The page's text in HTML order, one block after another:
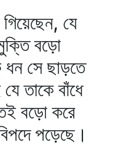
যে
বড়ো
সে ছাড়তে
তাকে বাঁধে
বড়ো করে
পড়েছে।